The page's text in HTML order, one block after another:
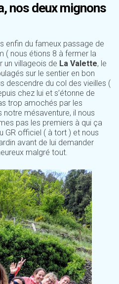
nos deux mignons
enfin du fameux passage de
( nous étions 8 à fermer la
un villageois de La Valette, le
sur le sentier en bon
descendre du col des vieilles (
chez lui et s’étonne de
trop amochés par les
mésaventure, il nous
pas les premiers à qui ça
GR officiel ( à tort ) et nous
avant de lui demander
malgré tout.